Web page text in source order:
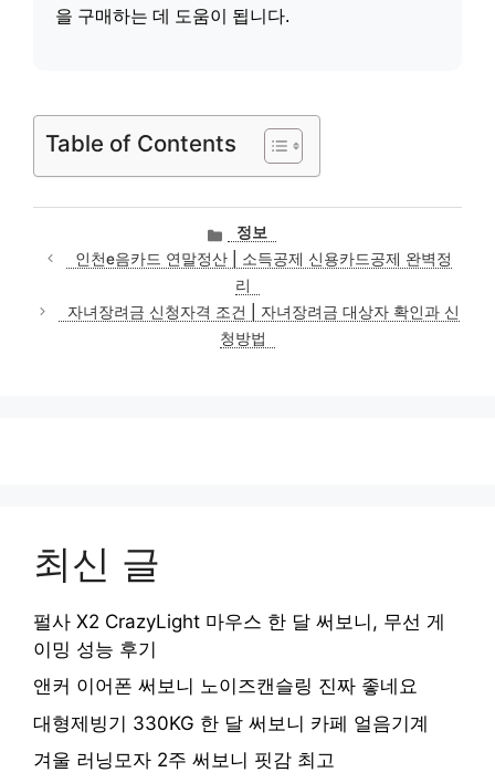
을 구매하는 데 도움이 됩니다.
Table of Contents
카
테
고
리
정보
인천e음카드 연말정산 | 소득공제 신용카드공제 완벽정
리
자녀장려금 신청자격 조건 | 자녀장려금 대상자 확인과 신
청방법
최신 글
펄사 X2 CrazyLight 마우스 한 달 써보니, 무선 게
이밍 성능 후기
앤커 이어폰 써보니 노이즈캔슬링 진짜 좋네요
대형제빙기 330KG 한 달 써보니 카페 얼음기계
겨울 러닝모자 2주 써보니 핏감 최고